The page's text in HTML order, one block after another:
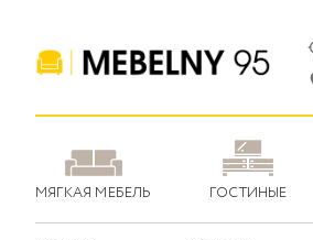
МЯГКАЯ МЕБЕЛЬ ГОСТИНЫЕ